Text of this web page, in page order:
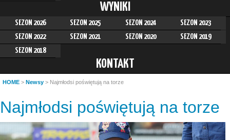
WYNIKI
SEZON 2026 SEZON 2025 SEZON 2024
SEZON 2023
SEZON 2022
SEZON 2021 SEZON 2020
SEZON 2019
SEZON 2018
KONTAKT
HOME > Newsy > Najmłodsi poświętują na torze
Najmłodsi poświętują na torze